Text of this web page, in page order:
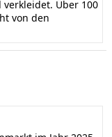
Über 100
von den